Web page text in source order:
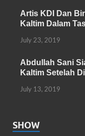
Artis KDI Dan
Kaltim Dalam
July 23, 2019
Abdullah Sani
Kaltim Setelah
July 13, 2019
SHOW